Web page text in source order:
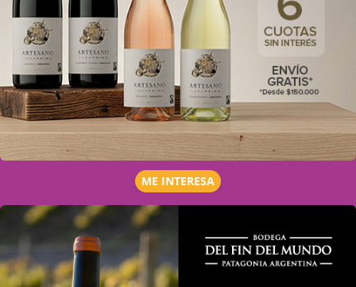
ME INTERESA